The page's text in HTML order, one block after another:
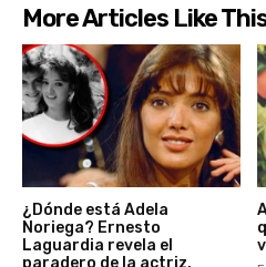
More Articles Like
¿Dónde está Adela
Noriega? Ernesto
Laguardia revela el